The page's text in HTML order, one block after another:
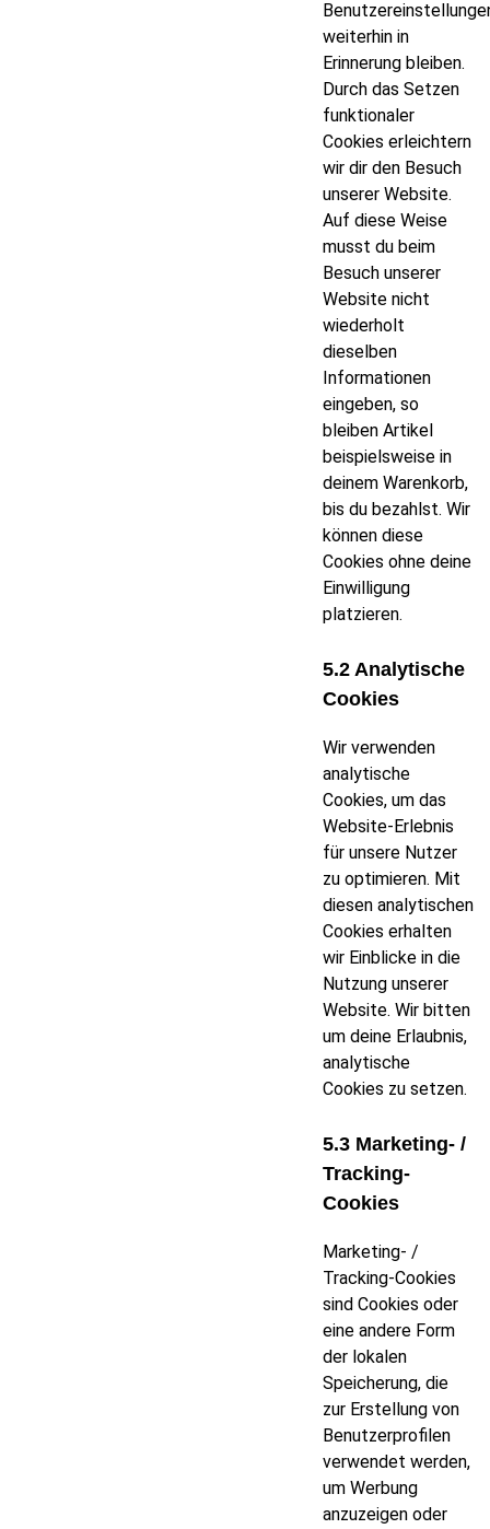
weiterhin in
Erinnerung bleiben.
Durch das Setzen
funktionaler
Cookies erleichtern
wir dir den Besuch
unserer Website.
Auf diese Weise
musst du beim
Besuch unserer
Website nicht
wiederholt
dieselben
Informationen
eingeben, so
bleiben Artikel
beispielsweise in
deinem Warenkorb,
bis du bezahlst. Wir
können diese
Cookies ohne deine
Einwilligung
platzieren.
5.2 Analytische
Cookies
Wir verwenden
analytische
Cookies, um das
Website-Erlebnis
für unsere Nutzer
zu optimieren. Mit
diesen analytischen
Cookies erhalten
wir Einblicke in die
Nutzung unserer
Website. Wir bitten
um deine Erlaubnis,
analytische
Cookies zu setzen.
5.3 Marketing- /
Tracking-
Cookies
Marketing- /
Tracking-Cookies
sind Cookies oder
eine andere Form
der lokalen
Speicherung, die
zur Erstellung von
Benutzerprofilen
verwendet werden,
um Werbung
anzuzeigen oder